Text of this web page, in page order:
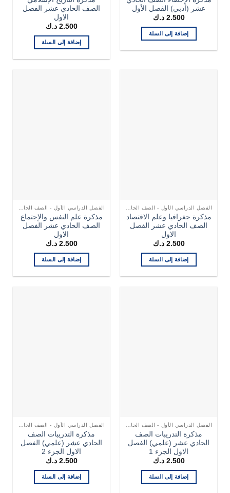
عشر (أدبي) الفصل الأول
2.500 د.ك
إضافة إلى السلة
الصف الحادي عشر الفصل
الاول
2.500 د.ك
إضافة إلى السلة
مذكرة جغرافيا وعلم الاقتصاد
الصف الحادي عشر الفصل
الاول
2.500 د.ك
إضافة إلى السلة
مذكرة علم النفس والإجتماع
الصف الحادي عشر الفصل
الاول
2.500 د.ك
إضافة إلى السلة
الفصل الدراسي الأول - الصف الحادي عشر
مذكرة التدريبات الصف
الحادي عشر (علمي) الفصل
الاول الجزء 1
2.500 د.ك
إضافة إلى السلة
الفصل الدراسي الأول - الصف الحادي عشر
مذكرة التدريبات الصف
الحادي عشر (علمي) الفصل
الاول الجزء 2
2.500 د.ك
إضافة إلى السلة